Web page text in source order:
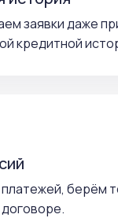
заявки даже
кредитной
берём